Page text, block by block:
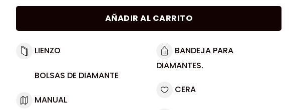
AÑADIR AL CARRITO
LIENZO
BOLSAS DE DIAMANTE
MANUAL
BANDEJA PARA
DIAMANTES.
CERA